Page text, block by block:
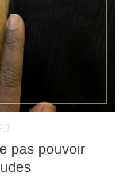
pas pouvoir